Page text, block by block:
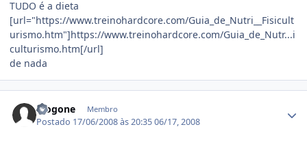
TUDO é a dieta
[url="https://www.treinohardcore.com/Guia_de_Nutri__Fisicult
urismo.htm"]https://www.treinohardcore.com/Guia_de_Nutr...i
culturismo.htm[/url]
de nada
diogone Membro
Postado 17/06/2008 às 20:3506/17, 2008